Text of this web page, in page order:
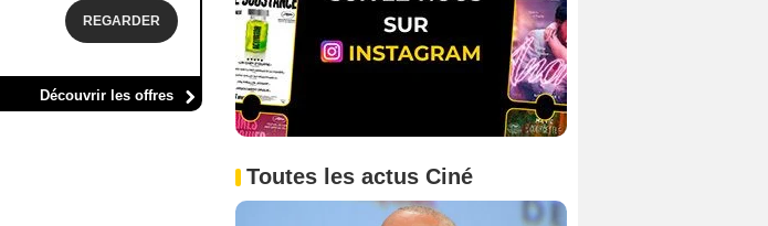
REGARDER
Découvrir les offres
Toutes les actus Ciné